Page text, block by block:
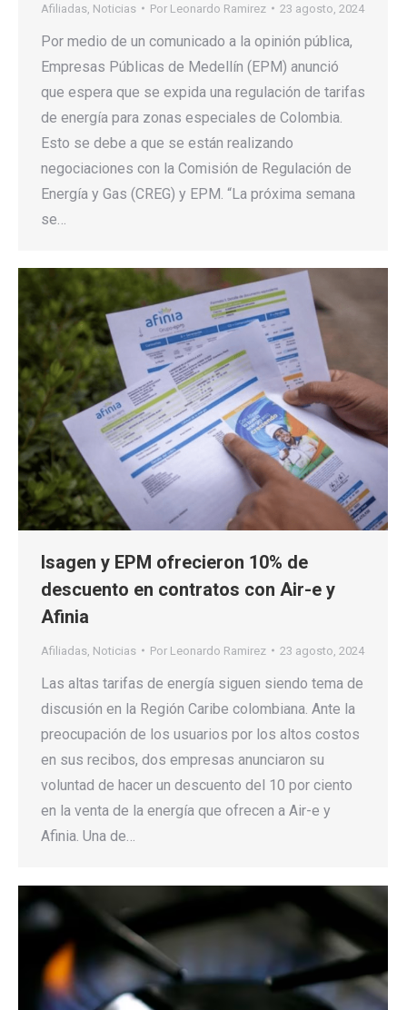
Afiliadas Noticias Por Leonardo Ramirez 23 agosto, 2024
Por medio de un comunicado a la opinión pública,
Empresas Públicas de Medellín (EPM) anunció
que espera que se expida una regulación de tarifas
de energía para zonas especiales de Colombia.
Esto se debe a que se están realizando
negociaciones con la Comisión de Regulación de
Energía y Gas (CREG) y EPM. “La próxima semana
se…
Isagen y EPM ofrecieron 10% de
descuento en contratos con Air-e y
Afinia
Afiliadas Noticias Por Leonardo Ramirez 23 agosto, 2024
Las altas tarifas de energía siguen siendo tema de
discusión en la Región Caribe colombiana. Ante la
preocupación de los usuarios por los altos costos
en sus recibos, dos empresas anunciaron su
voluntad de hacer un descuento del 10 por ciento
en la venta de la energía que ofrecen a Air-e y
Afinia. Una de…